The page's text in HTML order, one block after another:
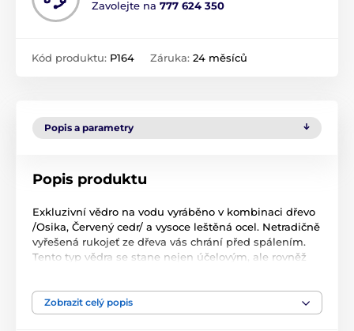
Zavolejte na 777 624 350
Kód produktu: P164 Záruka: 24 měsíců
Popis a parametry
Popis produktu
Exkluzivní vědro na vodu vyráběno v kombinaci dřevo
/Osika, Červený cedr/ a vysoce leštěná ocel. Netradičně
vyřešená rukojeť ze dřeva vás chrání před spálením.
Tento typ vědra se stane nejen účelovým, ale rovněž
prostředí horké, vlhké sauny.
Zobrazit celý popis